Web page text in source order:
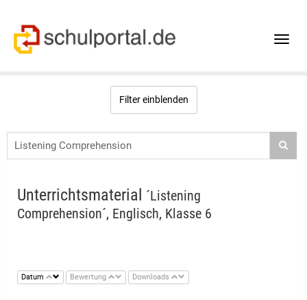
Toggle
Filter einblenden
Unterrichtsmaterial ´Listening
Comprehension´, Englisch, Klasse 6
Datum Bewertung Downloads